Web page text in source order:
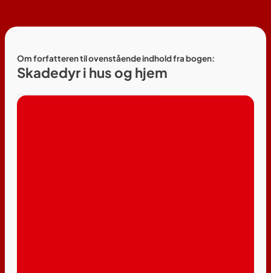
Om forfatteren til ovenstående indhold fra bogen:
Skadedyr i hus og hjem